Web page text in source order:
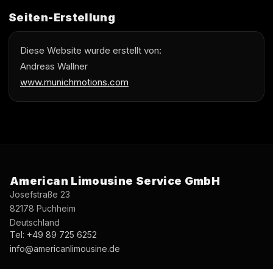
Seiten-Erstellung
Diese Website wurde erstellt von:
Andreas Wallner
www.munichmotions.com
American Limousine Service GmbH
Josefstraße 23
82178 Puchheim
Deutschland
Tel: +49 89 725 6252
info@americanlimousine.de